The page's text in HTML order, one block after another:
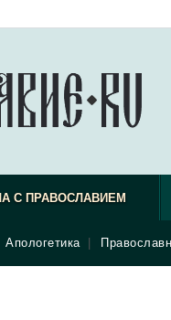
С ПРАВОСЛАВИЕМ
Апологетика